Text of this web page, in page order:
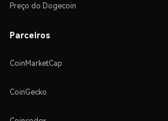
Preço do Dogecoin
Parceiros
CoinMarketCap
CoinGecko